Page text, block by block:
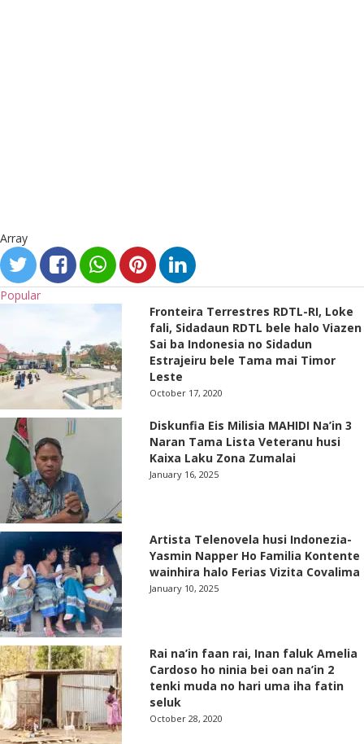
Array
Popular
Fronteira Terrestres RDTL-RI, Loke
fali, Sidadaun RDTL bele halo Viazen
Sai ba Indonesia no Sidadun
Estrajeiru bele Tama mai Timor
Leste
October 17, 2020
Diskunfia Eis Milisia MAHIDI Na’in 3
Naran Tama Lista Veteranu husi
Kaixa Laku Zona Zumalai
January 16, 2025
Artista Telenovela husi Indonezia-
Yasmin Napper Ho Familia Kontente
wainhira halo Ferias Vizita Covalima
January 10, 2025
Rai na’in faan rai, Inan faluk Amelia
Cardoso ho ninia bei oan na’in 2
tenki muda no hari uma iha fatin
seluk
October 28, 2020